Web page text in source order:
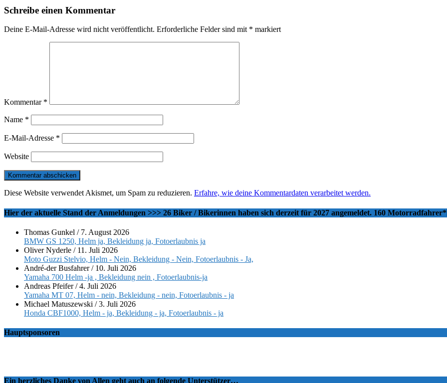
Schreibe einen Kommentar
Deine E-Mail-Adresse wird nicht veröffentlicht. Erforderliche Felder sind mit * markiert
Kommentar *
Name *
E-Mail-Adresse *
Website
Diese Website verwendet Akismet, um Spam zu reduzieren. Erfahre, wie deine Kommentardaten verarbeitet werden.
Hier der aktuelle Stand der Anmeldungen >>> 26 Biker / Bikerinnen haben sich derzeit für 2027 angemeldet. 160
Thomas Gunkel / 7. August 2026
BMW GS 1250, Helm ja, Bekleidung ja, Fotoerlaubnis ja
Oliver Nyderle / 11. Juli 2026
Moto Guzzi Stelvio, Helm - Nein, Bekleidung - Nein, Fotoerlaubnis - Ja,
André-der Busfahrer/ 10. Juli 2026
Yamaha 700 Helm -ja , Bekleidung nein , Fotoerlaubnis-ja
Andreas Pfeifer/4. Juli 2026
Yamaha MT 07, Helm - nein, Bekleidung - nein, Fotoerlaubnis - ja
Michael Matuszewski /3. Juli 2026
Honda CBF1000, Helm - ja, Bekleidung - ja, Fotoerlaubnis - ja
Hauptsponsoren
Ein herzliches Danke von Allen geht auch an folgende Unterstützer…